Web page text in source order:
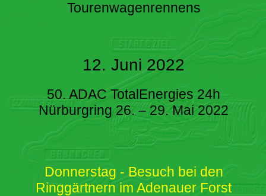
Tourenwagenrennens
12. Juni 2022
50. ADAC TotalEnergies 24h
Nürburgring 26. – 29. Mai 2022
Donnerstag - Besuch bei den
Ringgärtnern im Adenauer Forst